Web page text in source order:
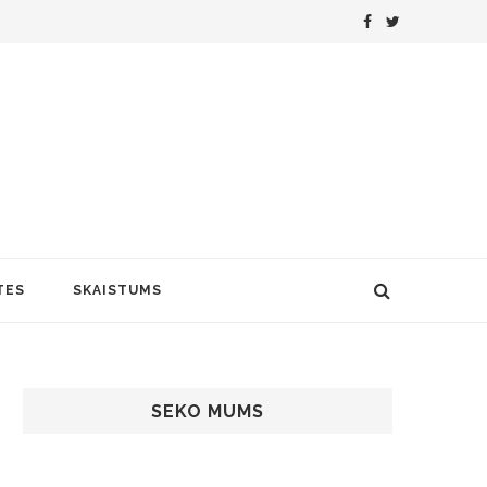
SKAISTUMS
SEKO MUMS